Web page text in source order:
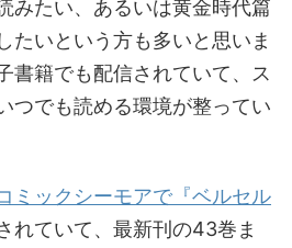
みたい、あるいは黄金時代篇
たいという方も多いと思いま
書籍でも配信されていて、ス
つでも読める環境が整ってい
ミックシーモアで『ベルセル
れていて、最新刊の43巻ま